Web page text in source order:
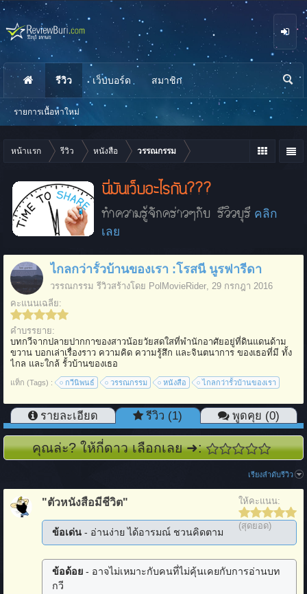
หน้าแรก รีวิว หนังสือ วรรณกรรม
นี่มันเว็บอะไรกัน???
ทำความรู้จักคร่าวๆกับ รีวิวบุรี คลิก
เลย
ไกลกว่ารั้วบ้านของเรา :โรสนี นูรฟารีดา
วรรณกรรม รีวิวสร้างโดย PolMovieRider, 29 กรกฎา 2016
คะแนนเฉลี่ย:
คำบรรยาย:
บทกวีจากปลายปากกาของสาวน้อยวัยสดใสที่พำนักอาศัยอยู่ที่ดินแดนด้าม
ขวาน บอกเล่าเรื่องราว ความคิด ความรู้สึก และจินตนาการ ของเธอที่มี ทั้ง
ไกล และใกล้ รั้วบ้านของเธอ
แท็ก (Tags) : กวีนิพนธ์ วรรณกรรม หนังสือ ไกลกว่ารั้วบ้านของเรา
รายละเอียด รีวิว (1) พูดคุย (0)
คุณล่ะ? ให้กี่ดาว เลือกเลย ➜:
เรียงลำดับรีวิว
ให้คะแนน:
(สุดยอด)
"ตัวหนังสือมีชีวิต"
ข้อเด่น - อ่านง่าย ได้อารมณ์ ชวนคิดตาม
ข้อด้อย - อาจไม่เหมาะกับคนที่ไม่คุ้นเคยกับการอ่านบท
กวี
รีวิว
รายการเนื้อหาใหม่
เว็บบอร์ด สมาชิก
นห
า